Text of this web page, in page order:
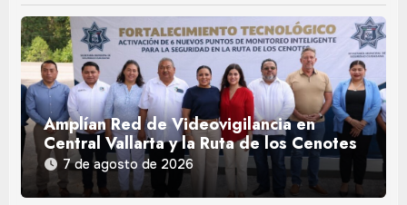
Amplían Red de Videovigilancia en
Central Vallarta y la Ruta de los Cenotes
7 de agosto de 2026